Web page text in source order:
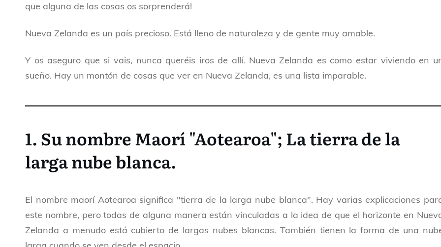
que alguna de las cosas os sorprenderá!
Nueva Zelanda es un país precioso. Está lleno de naturaleza y de gente muy amable.
Y os aseguro que si vais, nunca queréis iros de allí. Nueva Zelanda es como estar viviendo en
sueño. Hay un montón de cosas que ver en Nueva Zelanda, es una lista imparable.
1. Su nombre Maorí "Aotearoa"; La tierra de la
larga nube blanca.
El nombre maorí Aotearoa significa "tierra de la larga nube blanca". Hay varias explicaciones
este nombre, pero todas de alguna manera están vinculadas a la idea de que el horizonte en
Zelanda a menudo está cubierto de largas nubes blancas. También tienen la forma de una